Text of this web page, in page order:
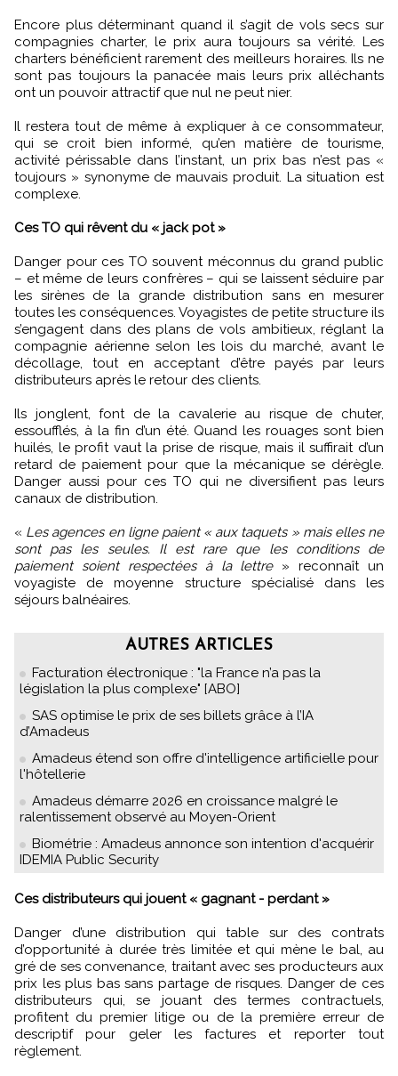
Encore plus déterminant quand il s’agit de vols secs sur
compagnies charter, le prix aura toujours sa vérité. Les
charters bénéficient rarement des meilleurs horaires. Ils ne
sont pas toujours la panacée mais leurs prix alléchants
ont un pouvoir attractif que nul ne peut nier.
Il restera tout de même à expliquer à ce consommateur,
qui se croit bien informé, qu’en matière de tourisme,
activité périssable dans l’instant, un prix bas n’est pas «
toujours » synonyme de mauvais produit. La situation est
complexe.
Ces TO qui rêvent du « jack pot »
Danger pour ces TO souvent méconnus du grand public
– et même de leurs confrères – qui se laissent séduire par
les sirènes de la grande distribution sans en mesurer
toutes les conséquences. Voyagistes de petite structure ils
s’engagent dans des plans de vols ambitieux, réglant la
compagnie aérienne selon les lois du marché, avant le
décollage, tout en acceptant d’être payés par leurs
distributeurs après le retour des clients.
Ils jonglent, font de la cavalerie au risque de chuter,
essoufflés, à la fin d’un été. Quand les rouages sont bien
huilés, le profit vaut la prise de risque, mais il suffirait d’un
retard de paiement pour que la mécanique se dérègle.
Danger aussi pour ces TO qui ne diversifient pas leurs
canaux de distribution.
« Les agences en ligne paient « aux taquets » mais elles ne
sont pas les seules. Il est rare que les conditions de
paiement soient respectées à la lettre » reconnaît un
voyagiste de moyenne structure spécialisé dans les
séjours balnéaires.
AUTRES ARTICLES
Facturation électronique : "la France n’a pas la
législation la plus complexe" [ABO]
SAS optimise le prix de ses billets grâce à l’IA
d’Amadeus
Amadeus étend son offre d'intelligence artificielle pour
l'hôtellerie
Amadeus démarre 2026 en croissance malgré le
ralentissement observé au Moyen-Orient
Biométrie : Amadeus annonce son intention d'acquérir
IDEMIA Public Security
Ces distributeurs qui jouent « gagnant - perdant »
Danger d’une distribution qui table sur des contrats
d’opportunité à durée très limitée et qui mène le bal, au
gré de ses convenance, traitant avec ses producteurs aux
prix les plus bas sans partage de risques. Danger de ces
distributeurs qui, se jouant des termes contractuels,
profitent du premier litige ou de la première erreur de
descriptif pour geler les factures et reporter tout
règlement.